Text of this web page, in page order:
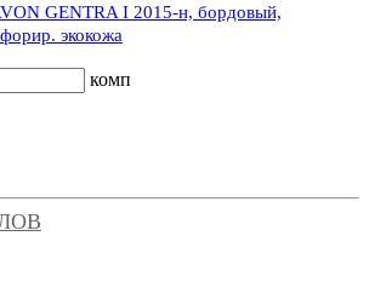
GENTRA I 2015-н, бордовый,
экокожа
комп